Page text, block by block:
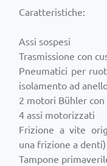
Caratteristiche:
Assi sospesi
Trasmissione con
Pneumatici per
isolamento ad
2 motori Bühler
4 assi motorizzati
Frizione a vite
una frizione a denti)
Tampone